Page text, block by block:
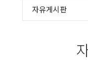
자유게시판